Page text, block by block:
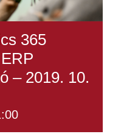
365
– 2019. 10.